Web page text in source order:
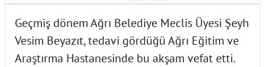
Geçmiş dönem Ağrı Belediye Meclis Üyesi Şeyh
Vesim Beyazıt, tedavi gördüğü Ağrı Eğitim ve
Araştırma Hastanesinde bu akşam vefat etti.